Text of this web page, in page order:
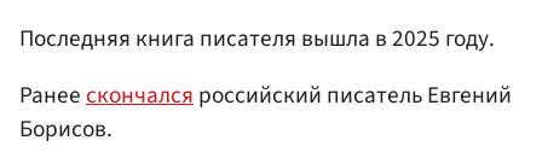
Последняя книга писателя вышла в 2025 году.
Ранеескончалсяроссийский писатель Евгений
Борисов.